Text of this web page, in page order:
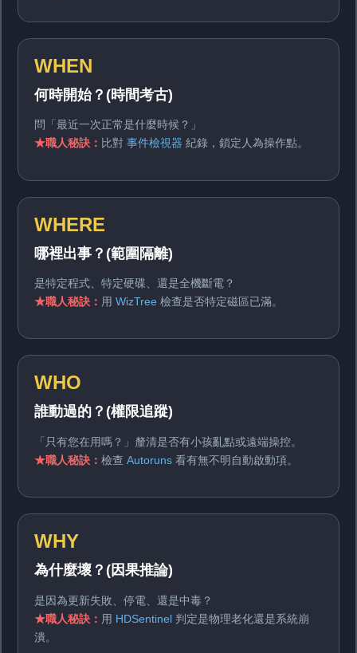
WHEN
何時開始？(時間考古)
問「最近一次正常是什麼時候？」
★職人秘訣： 比對 事件檢視器 紀錄，鎖定人為操作點。
WHERE
哪裡出事？(範圍隔離)
是特定程式、特定硬碟、還是全機斷電？
★職人秘訣： 用 WizTree 檢查是否特定磁區已滿。
WHO
誰動過的？(權限追蹤)
「只有您在用嗎？」釐清是否有小孩亂點或遠端操控。
★職人秘訣： 檢查 Autoruns 看有無不明自動啟動項。
WHY
為什麼壞？(因果推論)
是因為更新失敗、停電、還是中毒？
★職人秘訣： 用 HDSentinel 判定是物理老化還是系統崩
潰。